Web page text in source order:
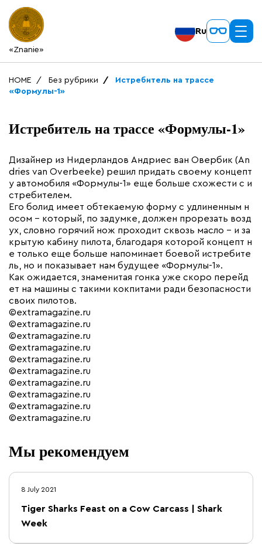
«Znanie»
Ru
HOME Без рубрики
Истребитель на трассе
«Формулы-1»
Истребитель на трассе «Формулы-1»
Дизайнер из Нидерландов Андриес ван Овербик (An
dries van Overbeeke) решил придать своему концепт
у автомобиля «Формулы-1» еще больше схожести с и
стребителем.
Его болид имеет обтекаемую форму с удлиненным н
осом – который, по задумке, должен прорезать возд
ух, словно горячий нож проходит сквозь масло – и за
крытую кабину пилота, благодаря которой концепт н
е только еще больше напоминает боевой истребите
ль, но и показывает нам будущее «Формулы-1».
Как ожидается, знаменитая гонка уже скоро перейд
ет на машины с такими кокпитами ради безопасности
своих пилотов.
©extramagazine.ru
©extramagazine.ru
©extramagazine.ru
©extramagazine.ru
©extramagazine.ru
©extramagazine.ru
©extramagazine.ru
©extramagazine.ru
©extramagazine.ru
©extramagazine.ru
Мы рекомендуем
8 July 2021
Tiger Sharks Feast on a Cow Carcass | Shark
Week